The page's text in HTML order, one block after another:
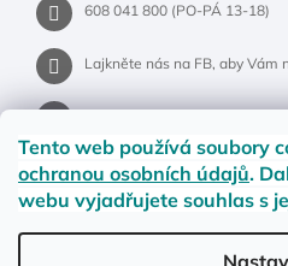
Tento web používá soubory
ochranou osobních údajů.
webu vyjadřujete souhlas s
608 041 800 (PO-PÁ 13-18)
Lajkněte nás na FB, aby Vám